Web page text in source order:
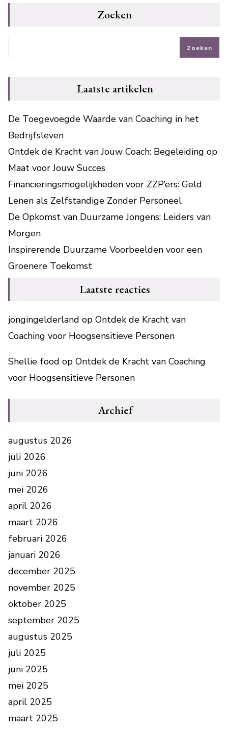
Zoeken
Zoeken
Laatste artikelen
De Toegevoegde Waarde van Coaching in het
Bedrijfsleven
Ontdek de Kracht van Jouw Coach: Begeleiding op
Maat voor Jouw Succes
Financieringsmogelijkheden voor ZZP’ers: Geld
Lenen als Zelfstandige Zonder Personeel
De Opkomst van Duurzame Jongens: Leiders van
Morgen
Inspirerende Duurzame Voorbeelden voor een
Groenere Toekomst
Laatste reacties
jongingelderland op Ontdek de Kracht van
Coaching voor Hoogsensitieve Personen
Shellie food op Ontdek de Kracht van Coaching
voor Hoogsensitieve Personen
Archief
augustus 2026
juli 2026
juni 2026
mei 2026
april 2026
maart 2026
februari 2026
januari 2026
december 2025
november 2025
oktober 2025
september 2025
augustus 2025
juli 2025
juni 2025
mei 2025
april 2025
maart 2025